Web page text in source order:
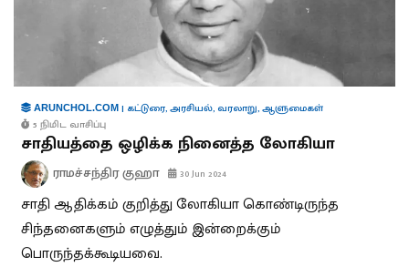
ARUNCHOL.COM | கட்டுரை,அரசியல், வரலாறு,ஆளுமைகள்
5 நிமிட வாசிப்பு
சாதியத்தை ஒழிக்க நினைத்த லோகியா
ராமச்சந்திர குஹா 30 Jun 2024
சாதி ஆதிக்கம் குறித்து லோகியா கொண்டிருந்த
சிந்தனைகளும் எழுத்தும் இன்றைக்கும்
பொருந்தக்கூடியவை.